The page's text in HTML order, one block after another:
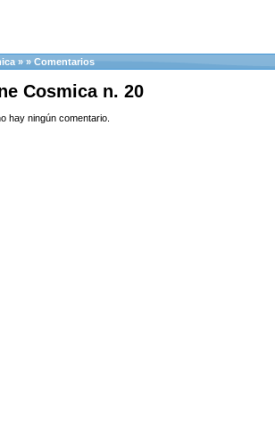
» » Comentarios
Cosmica n. 20
hay ningún comentario.